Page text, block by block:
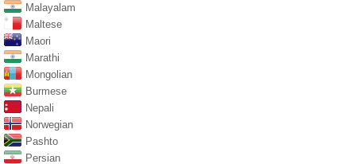
Malayalam
Maltese
Maori
Marathi
Mongolian
Burmese
Nepali
Norwegian
Pashto
Persian